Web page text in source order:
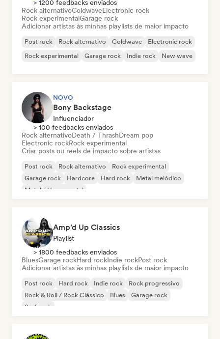
> 1200 feedbacks enviados
Rock alternativoColdwaveElectronic rock
Rock experimentalGarage rock
Adicionar artistas às minhas playlists de maior impacto
Post rock Rock alternativo Coldwave
Electronic rock
Rock experimental
Garage rock Indie rock New wave
NOVO
Bony Backstage
Influenciador
> 100 feedbacks enviados
Rock alternativoDeath / ThrashDream pop
Electronic rockRock experimental
Criar posts ou reels de impacto sobre artistas
Post rock Rock alternativo
Rock experimental
Garage rock
Hardcore Hard rock
Metal melódico
Metal / Heavy metal
Amp’d Up Classics
Playlist
> 1800 feedbacks enviados
BluesGarage rockHard rockIndie rockPost rock
Adicionar artistas às minhas playlists de maior impacto
Post rock Hard rock Indie rock
Rock progressivo
Rock & Roll / Rock Clássico
Blues
Garage rock
Surf rock